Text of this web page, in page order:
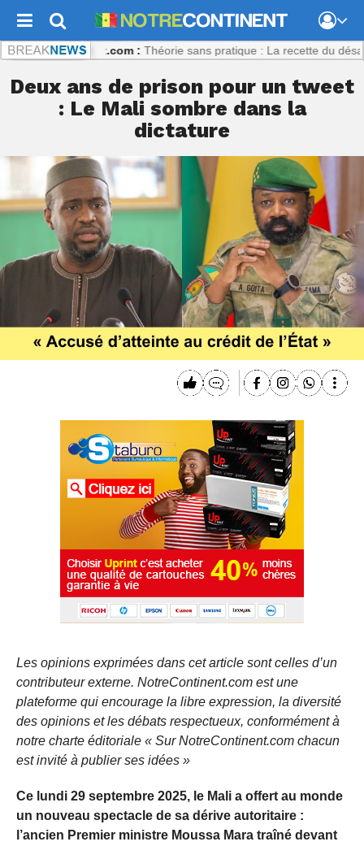
: Théorie sans pratique : La recette du désastre
Deux ans de prison pour un tweet
: Le Mali sombre dans la
dictature
Les opinions exprimées dans cet article sont celles d’un
contributeur externe. NotreContinent.com est une
plateforme qui encourage la libre expression, la diversité
des opinions et les débats respectueux, conformément à
notre charte éditoriale « Sur NotreContinent.com chacun
est invité à publier ses idées »
Ce lundi 29 septembre 2025, le Mali a offert au monde
un nouveau spectacle de sa dérive autoritaire :
l’ancien Premier ministre Moussa Mara traîné devant